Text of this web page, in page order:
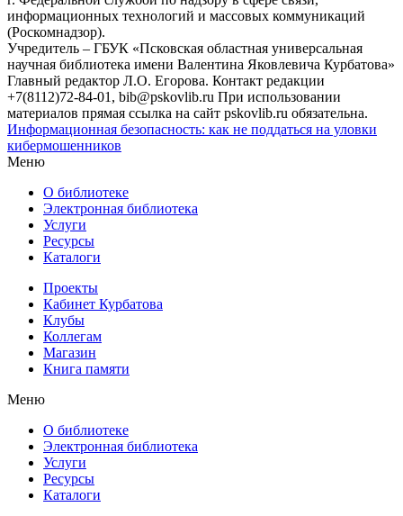
информационных технологий и массовых коммуникаций
(Роскомнадзор).
Учредитель – ГБУК «Псковская областная универсальная
научная библиотека имени Валентина Яковлевича Курбатова»
Главный редактор Л.О. Егорова. Контакт редакции
+7(8112)72-84-01, bib@pskovlib.ru При использовании
материалов прямая ссылка на сайт pskovlib.ru обязательна.
Информационная безопасность: как не поддаться на уловки
кибермошенников
Меню
О библиотеке
Электронная библиотека
Услуги
Ресурсы
Каталоги
Проекты
Кабинет Курбатова
Клубы
Коллегам
Магазин
Книга памяти
Меню
О библиотеке
Электронная библиотека
Услуги
Ресурсы
Каталоги